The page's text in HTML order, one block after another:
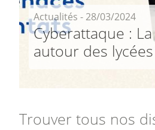
Actualités - 28/03/2024
Cyberattaque :
autour des lycées
Trouver tous nos